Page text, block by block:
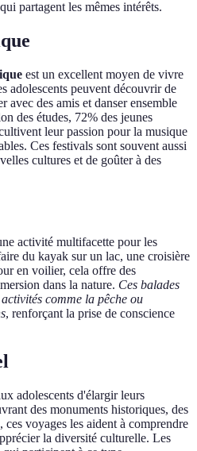
partagent les mêmes intérêts.
est un excellent moyen de vivre
adolescents peuvent découvrir de
avec des amis et danser ensemble
des études, 72% des jeunes
leur passion pour la musique
Ces festivals sont souvent aussi
cultures et de goûter à des
activité multifacette pour les
du kayak sur un lac, une croisière
en voilier, cela offre des
dans la nature. Ces balades
comme la pêche ou
, renforçant la prise de conscience
adolescents d'élargir leurs
des monuments historiques, des
ces voyages les aident à comprendre
la diversité culturelle. Les